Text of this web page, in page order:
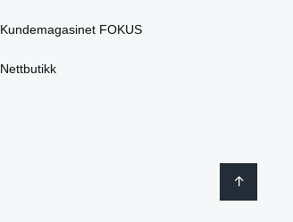
Kundemagasinet FOKUS
Nettbutikk